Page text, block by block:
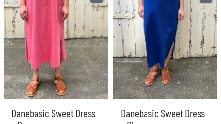
Danebasic Sweet Dress
Danebasic Sweet Dress